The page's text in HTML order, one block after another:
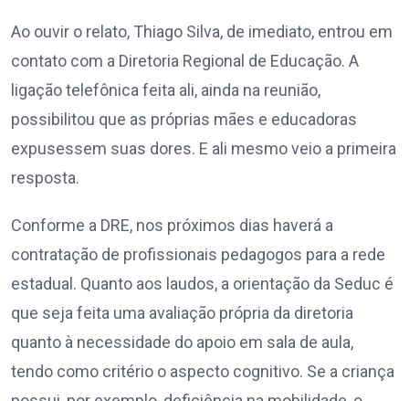
Ao ouvir o relato, Thiago Silva, de imediato, entrou em
contato com a Diretoria Regional de Educação. A
ligação telefônica feita ali, ainda na reunião,
possibilitou que as próprias mães e educadoras
expusessem suas dores. E ali mesmo veio a primeira
resposta.
Conforme a DRE, nos próximos dias haverá a
contratação de profissionais pedagogos para a rede
estadual. Quanto aos laudos, a orientação da Seduc é
que seja feita uma avaliação própria da diretoria
quanto à necessidade do apoio em sala de aula,
tendo como critério o aspecto cognitivo. Se a criança